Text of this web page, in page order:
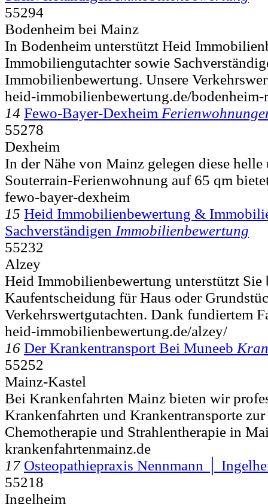
55294
Bodenheim bei Mainz
In Bodenheim unterstützt Heid
Immobiliengutachter sowie
Immobilienbewertung. Unsere
heid-immobilienbewertung.de/bodenheim-
14 Fewo-Bayer-Dexheim
55278
Dexheim
In der Nähe von Mainz gelegen diese
Souterrain-Ferienwohnung auf 65 qm
fewo-bayer-dexheim
15 Heid Immobilienbewertung &
Sachverständigen Immobilienbewertung
55232
Alzey
Heid Immobilienbewertung unterstützt Sie
Kaufentscheidung für Haus oder
Verkehrswertgutachten. Dank fundiertem
heid-immobilienbewertung.de/alzey/
16 Der Krankentransport Bei Muneeb
55252
Mainz-Kastel
Bei Krankenfahrten Mainz bieten wir
Krankenfahrten und Krankentransporte
Chemotherapie und Strahlentherapie in
krankenfahrtenmainz.de
17 Osteopathiepraxis Nennmann │
55218
Ingelheim